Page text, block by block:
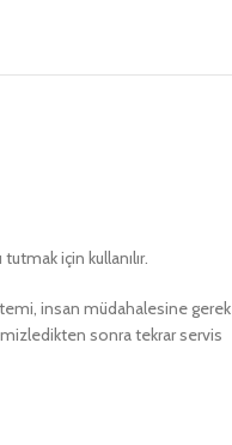
için kullanılır.
insan müdahalesine gerek
sonra tekrar servis